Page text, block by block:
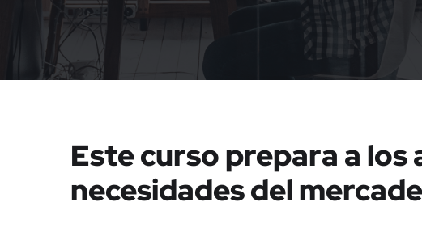
Este curso prepara a
necesidades del